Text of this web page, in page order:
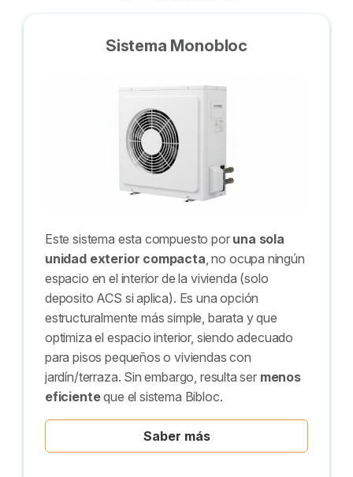
Sistema Monobloc
Este sistema esta compuesto poruna sola
unidad exterior compacta, no ocupa ningún
espacio en el interior de la vivienda (solo
deposito ACS si aplica). Es una opción
estructuralmente más simple, barata y que
optimiza el espacio interior, siendo adecuado
para pisos pequeños o viviendas con
jardín/terraza. Sin embargo, resulta ser menos
eficienteque el sistema Bibloc.
Saber más